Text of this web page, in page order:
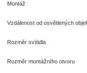
Montáž
Vzdálenost od osvětlených
Rozměr svítidla
Rozměr montážního otvoru